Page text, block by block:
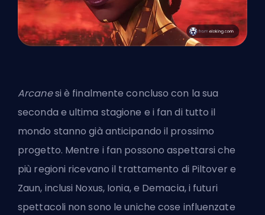
Arcanesi è finalmente concluso con la sua
seconda e ultima stagione e i fan di tutto il
mondo stanno già anticipando il prossimo
progetto. Mentre i fan possono aspettarsi che
più regioni ricevano il trattamento di Piltover e
Zaun, inclusi Noxus, Ionia, e Demacia, i futuri
spettacoli non sono le uniche cose influenzate